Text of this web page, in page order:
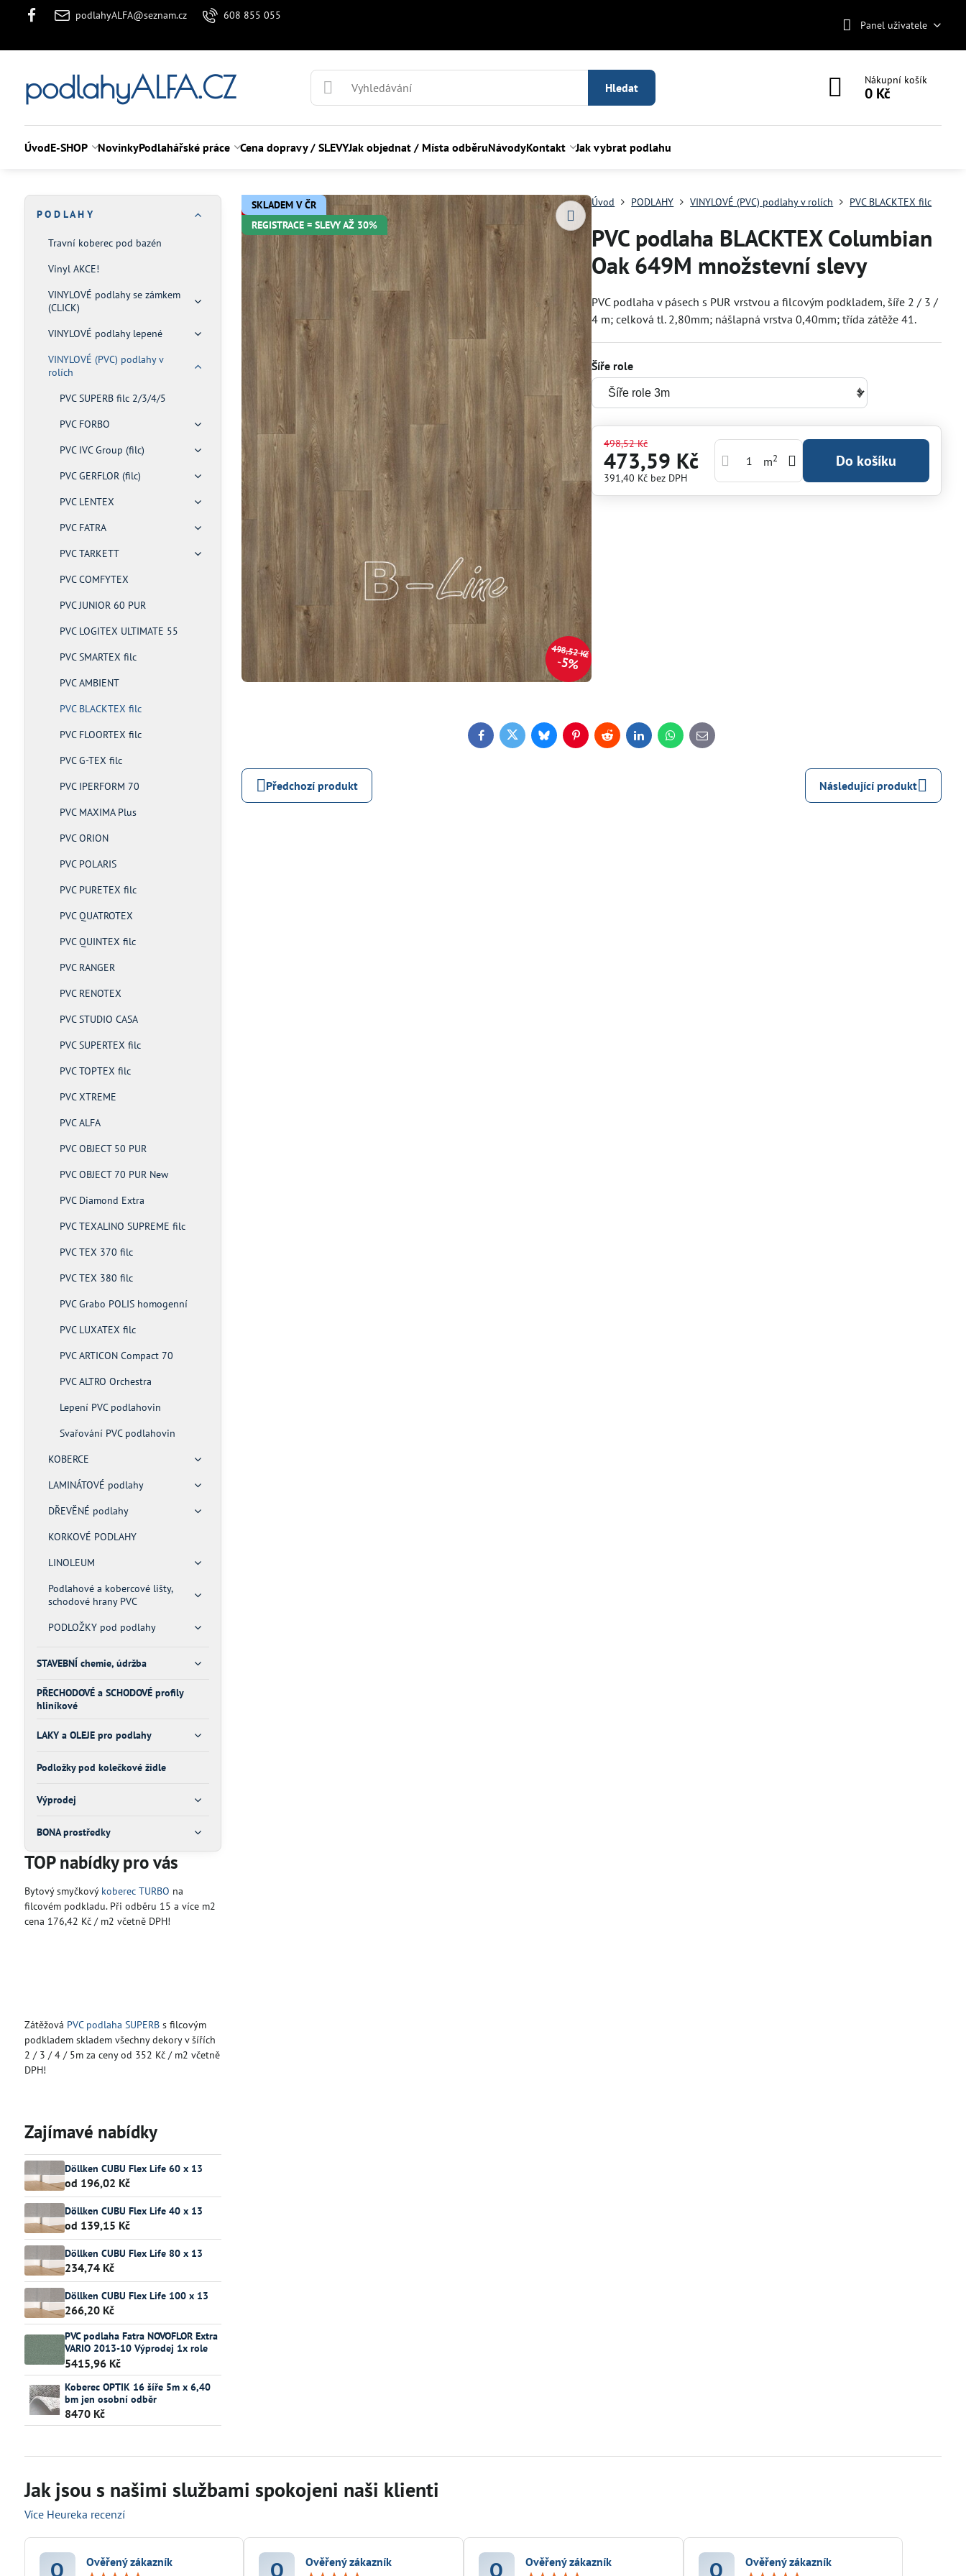
podlahyALFA@seznam.cz 608 855 055
Panel uživatele
podlahyALFA.CZ Hledat
Nákupní košík
0 Kč
ÚvodE-SHOP NovinkyPodlahářské práce Cena dopravy / SLEVYJak objednat / Místa odběruNávodyKontakt Jak vybrat podlahu
SKLADEM V ČR
REGISTRACE = SLEVY AŽ 30%
498,52 Kč
5%
Úvod PODLAHY VINYLOVÉ (PVC) podlahy v rolích PVC BLACKTEX filc
PVC podlaha BLACKTEX Columbian
Oak 649M množstevní slevy
PVC podlaha v pásech s PUR vrstvou a filcovým podkladem, šíře 2 / 3 /
4 m; celková tl. 2,80mm; nášlapná vrstva 0,40mm; třída zátěže 41.
Šíře role
498,52 Kč
473,59 Kč
391,40 Kč bez DPH
m2 Do košíku
FacebookTwitterBlueskyPinterestRedditLinkedInWhatsApp
E-
mail
Předchozí produkt Následující produkt
P O D L A H Y
Travní koberec pod bazén
Vinyl AKCE!
VINYLOVÉ podlahy se zámkem
(CLICK)
VINYLOVÉ podlahy lepené
VINYLOVÉ (PVC) podlahy v
rolích
PVC SUPERB filc 2/3/4/5
PVC FORBO
PVC IVC Group (filc)
PVC GERFLOR (filc)
PVC LENTEX
PVC FATRA
PVC TARKETT
PVC COMFYTEX
PVC JUNIOR 60 PUR
PVC LOGITEX ULTIMATE 55
PVC SMARTEX filc
PVC AMBIENT
PVC BLACKTEX filc
PVC FLOORTEX filc
PVC G-TEX filc
PVC IPERFORM 70
PVC MAXIMA Plus
PVC ORION
PVC POLARIS
PVC PURETEX filc
PVC QUATROTEX
PVC QUINTEX filc
PVC RANGER
PVC RENOTEX
PVC STUDIO CASA
PVC SUPERTEX filc
PVC TOPTEX filc
PVC XTREME
PVC ALFA
PVC OBJECT 50 PUR
PVC OBJECT 70 PUR New
PVC Diamond Extra
PVC TEXALINO SUPREME filc
PVC TEX 370 filc
PVC TEX 380 filc
PVC Grabo POLIS homogenní
PVC LUXATEX filc
PVC ARTICON Compact 70
PVC ALTRO Orchestra
Lepení PVC podlahovin
Svařování PVC podlahovin
KOBERCE
LAMINÁTOVÉ podlahy
DŘEVĚNÉ podlahy
KORKOVÉ PODLAHY
LINOLEUM
Podlahové a kobercové lišty,
schodové hrany PVC
PODLOŽKY pod podlahy
STAVEBNÍ chemie, údržba
PŘECHODOVÉ a SCHODOVÉ profily
hliníkové
LAKY a OLEJE pro podlahy
Podložky pod kolečkové židle
Výprodej
BONA prostředky
TOP nabídky pro vás
Bytový smyčkový koberec TURBO na
filcovém podkladu. Při odběru 15 a více m2
cena 176,42 Kč / m2 včetně DPH!
Zátěžová PVC podlaha SUPERBs filcovým
podkladem skladem všechny dekory v šířích
2 / 3 / 4 / 5m za ceny od 352 Kč / m2 včetně
DPH!
Zajímavé nabídky
Döllken CUBU Flex Life 60 x 13
od 196,02 Kč
Döllken CUBU Flex Life 40 x 13
od 139,15 Kč
Döllken CUBU Flex Life 80 x 13
234,74 Kč
Döllken CUBU Flex Life 100 x 13
266,20 Kč
PVC podlaha Fatra NOVOFLOR Extra
VARIO 2013-10 Výprodej 1x role
5415,96 Kč
Koberec OPTIK 16 šíře 5m x 6,40
bm jen osobní odběr
8470 Kč
Jak jsou s našimi službami spokojeni naši klienti
Více Heureka recenzí
O
Ověřený zákazník
O
Ověřený zákazník
O
Ověřený zákazník
O
Ověřený zákazník